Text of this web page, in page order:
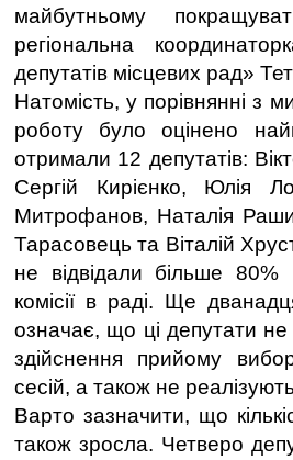
майбутньому
регіональна
депутатів місцевих рад»
Натомість, у порівнянні з
роботу було оцінено
отримали 12 депутатів:
Сергій Кирієнко, Юлія
Митрофанов, Наталія
Тарасовець та Віталій
не відвідали більше 80%
комісії в раді. Ще
означає, що ці депутати
здійснення прийому
сесій, а також не
Варто зазначити, що
також зросла. Четверо